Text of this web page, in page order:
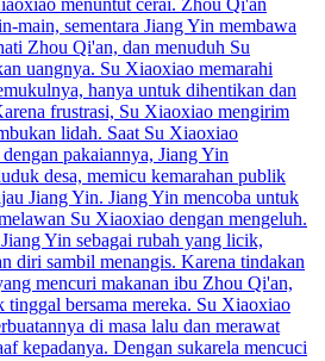
menuntut cerai. Zhou Qi'an
main, sementara Jiang Yin membawa
Zhou Qi'an, dan menuduh Su
uangnya. Su Xiaoxiao memarahi
hanya untuk dihentikan dan
frustrasi, Su Xiaoxiao mengirim
lidah. Saat Su Xiaoxiao
pakaiannya, Jiang Yin
desa, memicu kemarahan publik
Jiang Yin. Jiang Yin mencoba untuk
Su Xiaoxiao dengan mengeluh.
Yin sebagai rubah yang licik,
diri sambil menangis. Karena tindakan
mencuri makanan ibu Zhou Qi'an,
tinggal bersama mereka. Su Xiaoxiao
di masa lalu dan merawat
kepadanya. Dengan sukarela mencuci